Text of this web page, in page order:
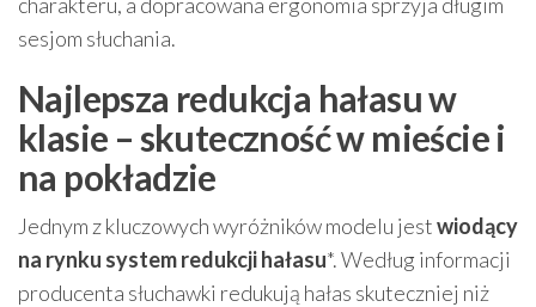
sesjom słuchania.
Najlepsza redukcja hałasu w
klasie – skuteczność w mieście i
na pokładzie
Jednym z kluczowych wyróżników modelu jestwiodący
na rynku system redukcji hałasu*. Według informacji
producenta słuchawki redukują hałas skuteczniej niż